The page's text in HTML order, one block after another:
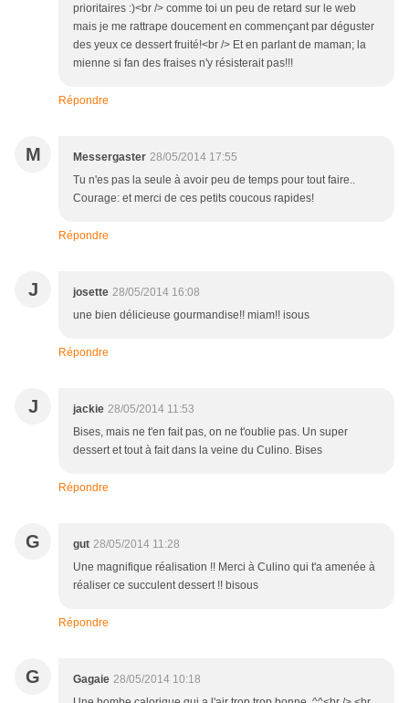
prioritaires :)<br /> comme toi un peu de retard sur le web
mais je me rattrape doucement en commençant par déguster
des yeux ce dessert fruité!<br /> Et en parlant de maman; la
mienne si fan des fraises n'y résisterait pas!!!
Répondre
M Messergaster 28/05/2014 17:55
Tu n'es pas la seule à avoir peu de temps pour tout faire..
Courage: et merci de ces petits coucous rapides!
Répondre
J josette 28/05/2014 16:08
une bien délicieuse gourmandise!! miam!! isous
Répondre
J jackie 28/05/2014 11:53
Bises, mais ne t'en fait pas, on ne t'oublie pas. Un super
dessert et tout à fait dans la veine du Culino. Bises
Répondre
G gut 28/05/2014 11:28
Une magnifique réalisation !! Merci à Culino qui t'a amenée à
réaliser ce succulent dessert !! bisous
Répondre
G Gagaie 28/05/2014 10:18